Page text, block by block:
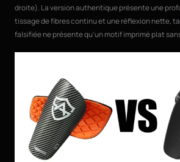
droite). La version authentique présente une
tissage de fibres continu et une réflexion nette,
falsifiée ne présente qu'un motif imprimé plat